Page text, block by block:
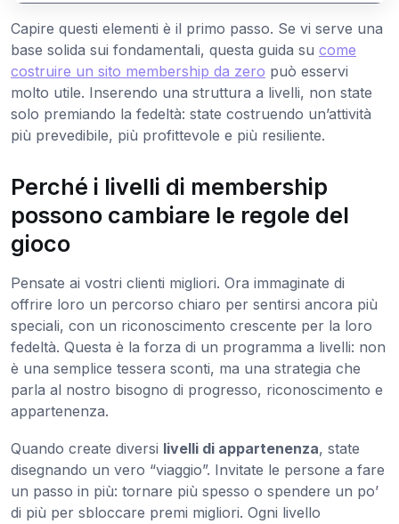
Capire questi elementi è il primo passo. Se vi serve una
base solida sui fondamentali, questa guida su come
costruire un sito membership da zero può esservi
molto utile. Inserendo una struttura a livelli, non state
solo premiando la fedeltà: state costruendo un’attività
più prevedibile, più profittevole e più resiliente.
Perché i livelli di membership
possono cambiare le regole del
gioco
Pensate ai vostri clienti migliori. Ora immaginate di
offrire loro un percorso chiaro per sentirsi ancora più
speciali, con un riconoscimento crescente per la loro
fedeltà. Questa è la forza di un programma a livelli: non
è una semplice tessera sconti, ma una strategia che
parla al nostro bisogno di progresso, riconoscimento e
appartenenza.
Quando create diversi livelli di appartenenza, state
disegnando un vero “viaggio”. Invitate le persone a fare
un passo in più: tornare più spesso o spendere un po’
di più per sbloccare premi migliori. Ogni livello